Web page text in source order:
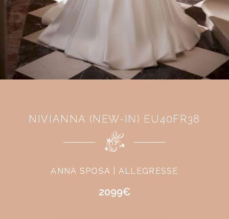
NIVIANNA (NEW-IN) EU40FR38
ANNA SPOSA | ALLEGRESSE
2099€